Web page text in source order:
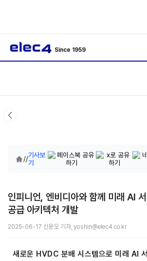
Since 1959
//기사보
기
인피니언, 엔비디아와 함께 미래 AI
공급 아키텍처 개발
2025-06-17 신윤오 기자, yoshin@elec4.co.kr
새로운 HVDC 분배 시스템으로 미래 AI